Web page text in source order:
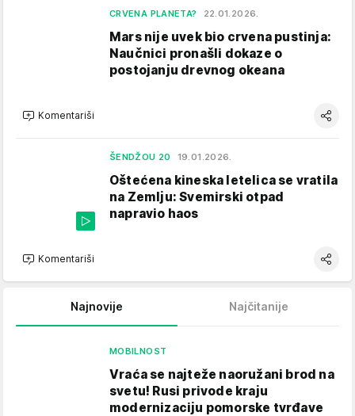
CRVENA PLANETA? 22.01.2026.
Mars nije uvek bio crvena pustinja:
Naučnici pronašli dokaze o
postojanju drevnog okeana
Komentariši
ŠENDŽOU 20 19.01.2026.
Oštećena kineska letelica se vratila
na Zemlju: Svemirski otpad
napravio haos
Komentariši
Najnovije Najčitanije
MOBILNOST
Vraća se najteže naoružani brod na
svetu! Rusi privode kraju
modernizaciju pomorske tvrđave